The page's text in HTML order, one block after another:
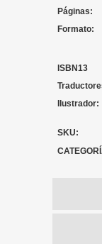
Páginas:
Formato:
ISBN13
Ilustrador:
SKU: